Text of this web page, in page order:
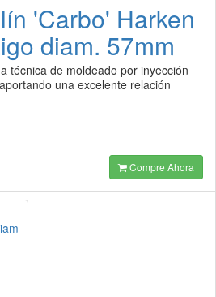
'Carbo' Harken
diam. 57mm
técnica de moldeado por inyección
una excelente relación
Compre Ahora